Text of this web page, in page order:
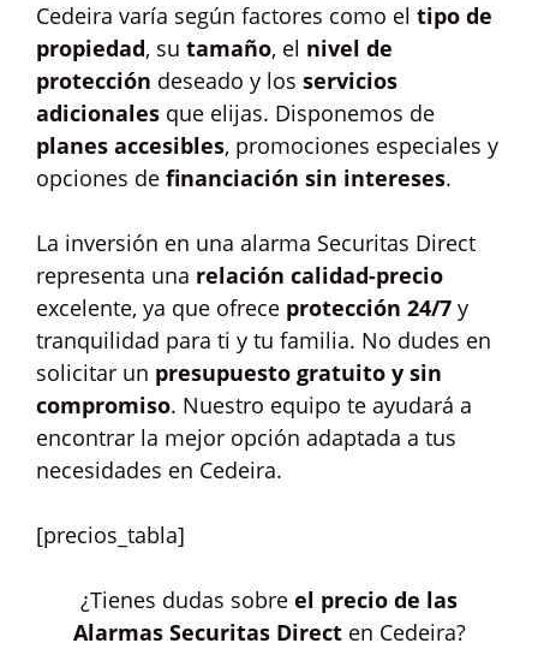
Cedeira varía según factores como el tipo de
propiedad, su tamaño, el nivel de
protección deseado y los servicios
adicionales que elijas. Disponemos de
planes accesibles, promociones especiales y
opciones de financiación sin intereses.
La inversión en una alarma Securitas Direct
representa una relación calidad-precio
excelente, ya que ofrece protección 24/7 y
tranquilidad para ti y tu familia. No dudes en
solicitar un presupuesto gratuito y sin
compromiso. Nuestro equipo te ayudará a
encontrar la mejor opción adaptada a tus
necesidades en Cedeira.
[precios_tabla]
¿Tienes dudas sobre el precio de las
Alarmas Securitas Directen Cedeira?